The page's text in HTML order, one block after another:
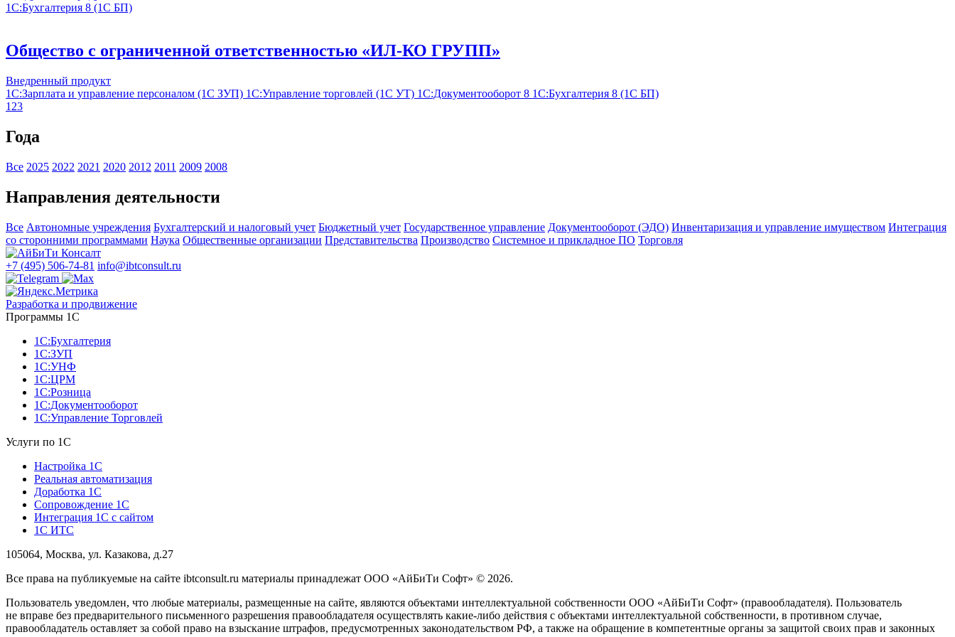
1С:Бухгалтерия 8 (1С БП)
Общество с ограниченной ответственностью «ИЛ-КО ГРУПП»
Внедренный продукт
1С:Зарплата и управление персоналом (1С ЗУП) 1С:Управление торговлей (1С УТ) 1С:Документооборот 8 1С:Бухгалтерия 8 (1С БП)
1 23
Года
Все 2025 2022 2021 2020 2012 2011 2009 2008
Направления деятельности
Все Автономные учреждения Бухгалтерский и налоговый учет Бюджетный учет Государственное управление Документооборот (ЭДО) Инвентаризация и управление имуществом Интеграция
со сторонними программами Наука Общественные организации Представительства Производство Системное и прикладное ПО Торговля
+7 (495) 506-74-81 info@ibtconsult.ru
Разработка и продвижение
Программы 1С
1С:Бухгалтерия
1С:ЗУП
1С:УНФ
1С:ЦРМ
1С:Розница
1С:Документооборот
1С:Управление Торговлей
Услуги по 1С
Настройка 1С
Реальная автоматизация
Доработка 1С
Сопровождение 1С
Интеграция 1С с сайтом
1С ИТС
105064, Москва, ул. Казакова, д.27
Все права на публикуемые на сайте ibtconsult.ru материалы принадлежат ООО «АйБиТи Софт» © 2026.
Пользователь уведомлен, что любые материалы, размещенные на сайте, являются объектами интеллектуальной собственности ООО «АйБиТи Софт» (правообладателя). Пользователь
не вправе без предварительного письменного разрешения правообладателя осуществлять какие-либо действия с объектами интеллектуальной собственности, в противном случае,
правообладатель оставляет за собой право на взыскание штрафов, предусмотренных законодательством РФ, а также на обращение в компетентные органы за защитой своих прав и законных